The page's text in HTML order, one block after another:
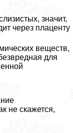
значит,
через плаценту
веществ,
для
не скажется,